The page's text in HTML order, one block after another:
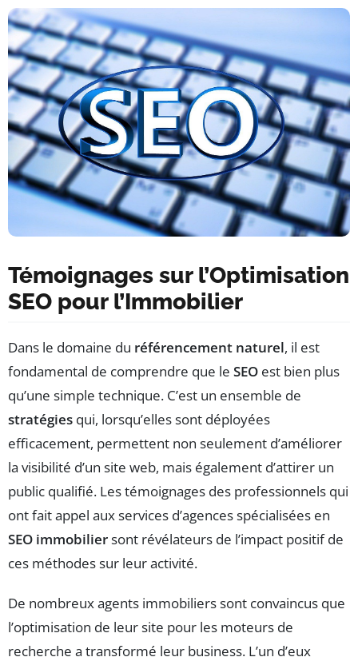
Témoignages sur l’Optimisation
SEO pour l’Immobilier
Dans le domaine du référencement naturel, il est
fondamental de comprendre que le SEO est bien plus
qu’une simple technique. C’est un ensemble de
stratégies qui, lorsqu’elles sont déployées
efficacement, permettent non seulement d’améliorer
la visibilité d’un site web, mais également d’attirer un
public qualifié. Les témoignages des professionnels qui
ont fait appel aux services d’agences spécialisées en
SEO immobiliersont révélateurs de l’impact positif de
ces méthodes sur leur activité.
De nombreux agents immobiliers sont convaincus que
l’optimisation de leur site pour les moteurs de
recherche a transformé leur business. L’un d’eux